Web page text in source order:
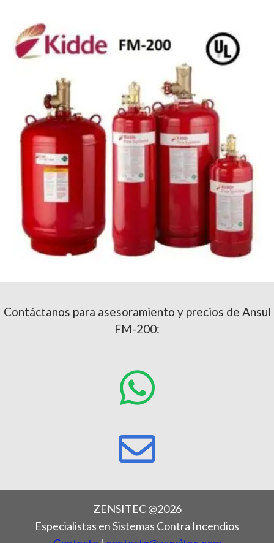
Contáctanos para asesoramiento y precios de Ansul
FM-200:
ZENSITEC @2026
Especialistas en Sistemas Contra Incendios